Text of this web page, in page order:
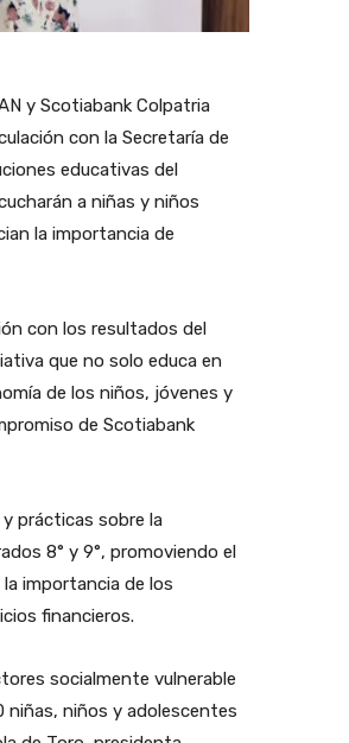
y Scotiabank Colpatria
con la Secretaría de
educativas del
a niñas y niños
la importancia de
con los resultados del
que no solo educa en
de los niños, jóvenes y
de Scotiabank
prácticas sobre la
8° y 9°, promoviendo el
importancia de los
financieros.
socialmente vulnerable
niñas, niños y adolescentes